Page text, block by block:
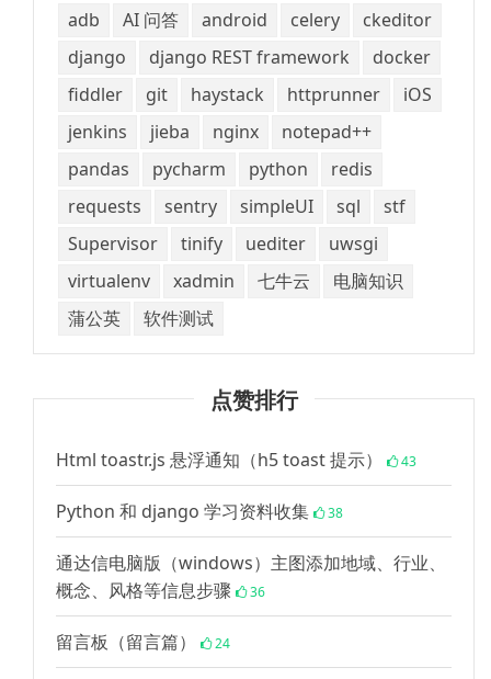
adb AI 问答 android celery
ckeditor
django
django REST framework
docker
fiddler
git haystack httprunner
iOS
jenkins
jieba nginx
notepad++
pandas
pycharm python
redis
requests
sentry simpleUI sql
stf
Supervisor
tinify uediter
uwsgi
virtualenv
xadmin 七牛云
电脑知识
蒲公英
软件测试
点赞排行
Html toastr.js 悬浮通知（h5 toast 提示） 43
Python 和 django 学习资料收集 38
通达信电脑版（windows）主图添加地域、行业、
概念、风格等信息步骤
36
留言板（留言篇） 24